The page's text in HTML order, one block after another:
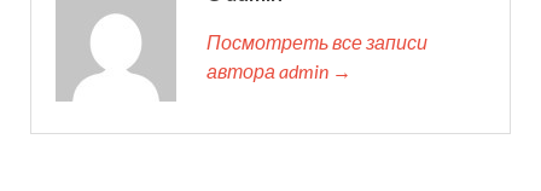
Посмотреть все записи
автора admin →